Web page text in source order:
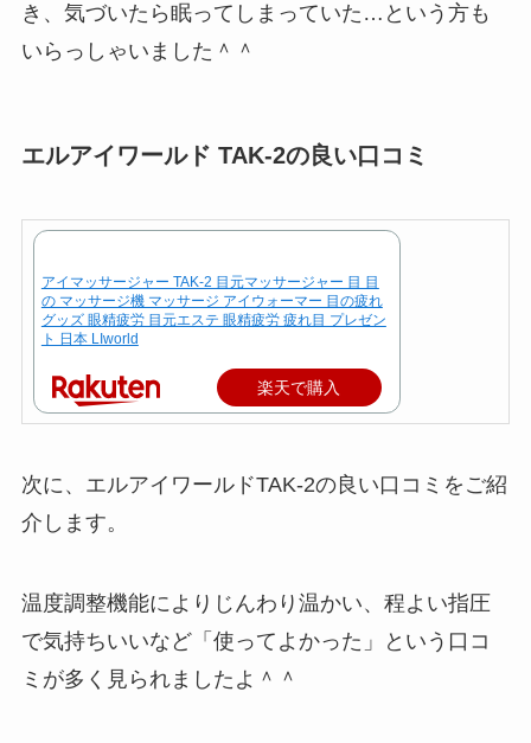
き、気づいたら眠ってしまっていた…という方も
いらっしゃいました＾＾
エルアイワールド TAK-2の良い口コミ
アイマッサージャー TAK-2 目元マッサージャー 目 目
の マッサージ機 マッサージ アイウォーマー 目の疲れ
グッズ 眼精疲労 目元エステ 眼精疲労 疲れ目 プレゼン
ト 日本 LIworld
楽天で購入
次に、エルアイワールドTAK-2の良い口コミをご紹
介します。
温度調整機能によりじんわり温かい、程よい指圧
で気持ちいいなど「使ってよかった」という口コ
ミが多く見られましたよ＾＾